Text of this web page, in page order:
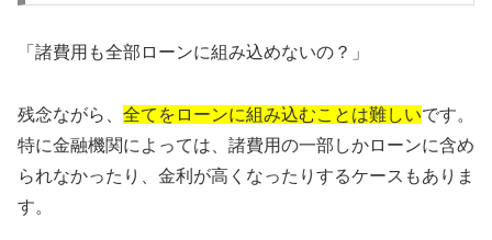
「諸費用も全部ローンに組み込めないの？」
残念ながら、 全てをローンに組み込むことは難しいです。
特に金融機関によっては、諸費用の一部しかローンに含め
られなかったり、金利が高くなったりするケースもありま
す。